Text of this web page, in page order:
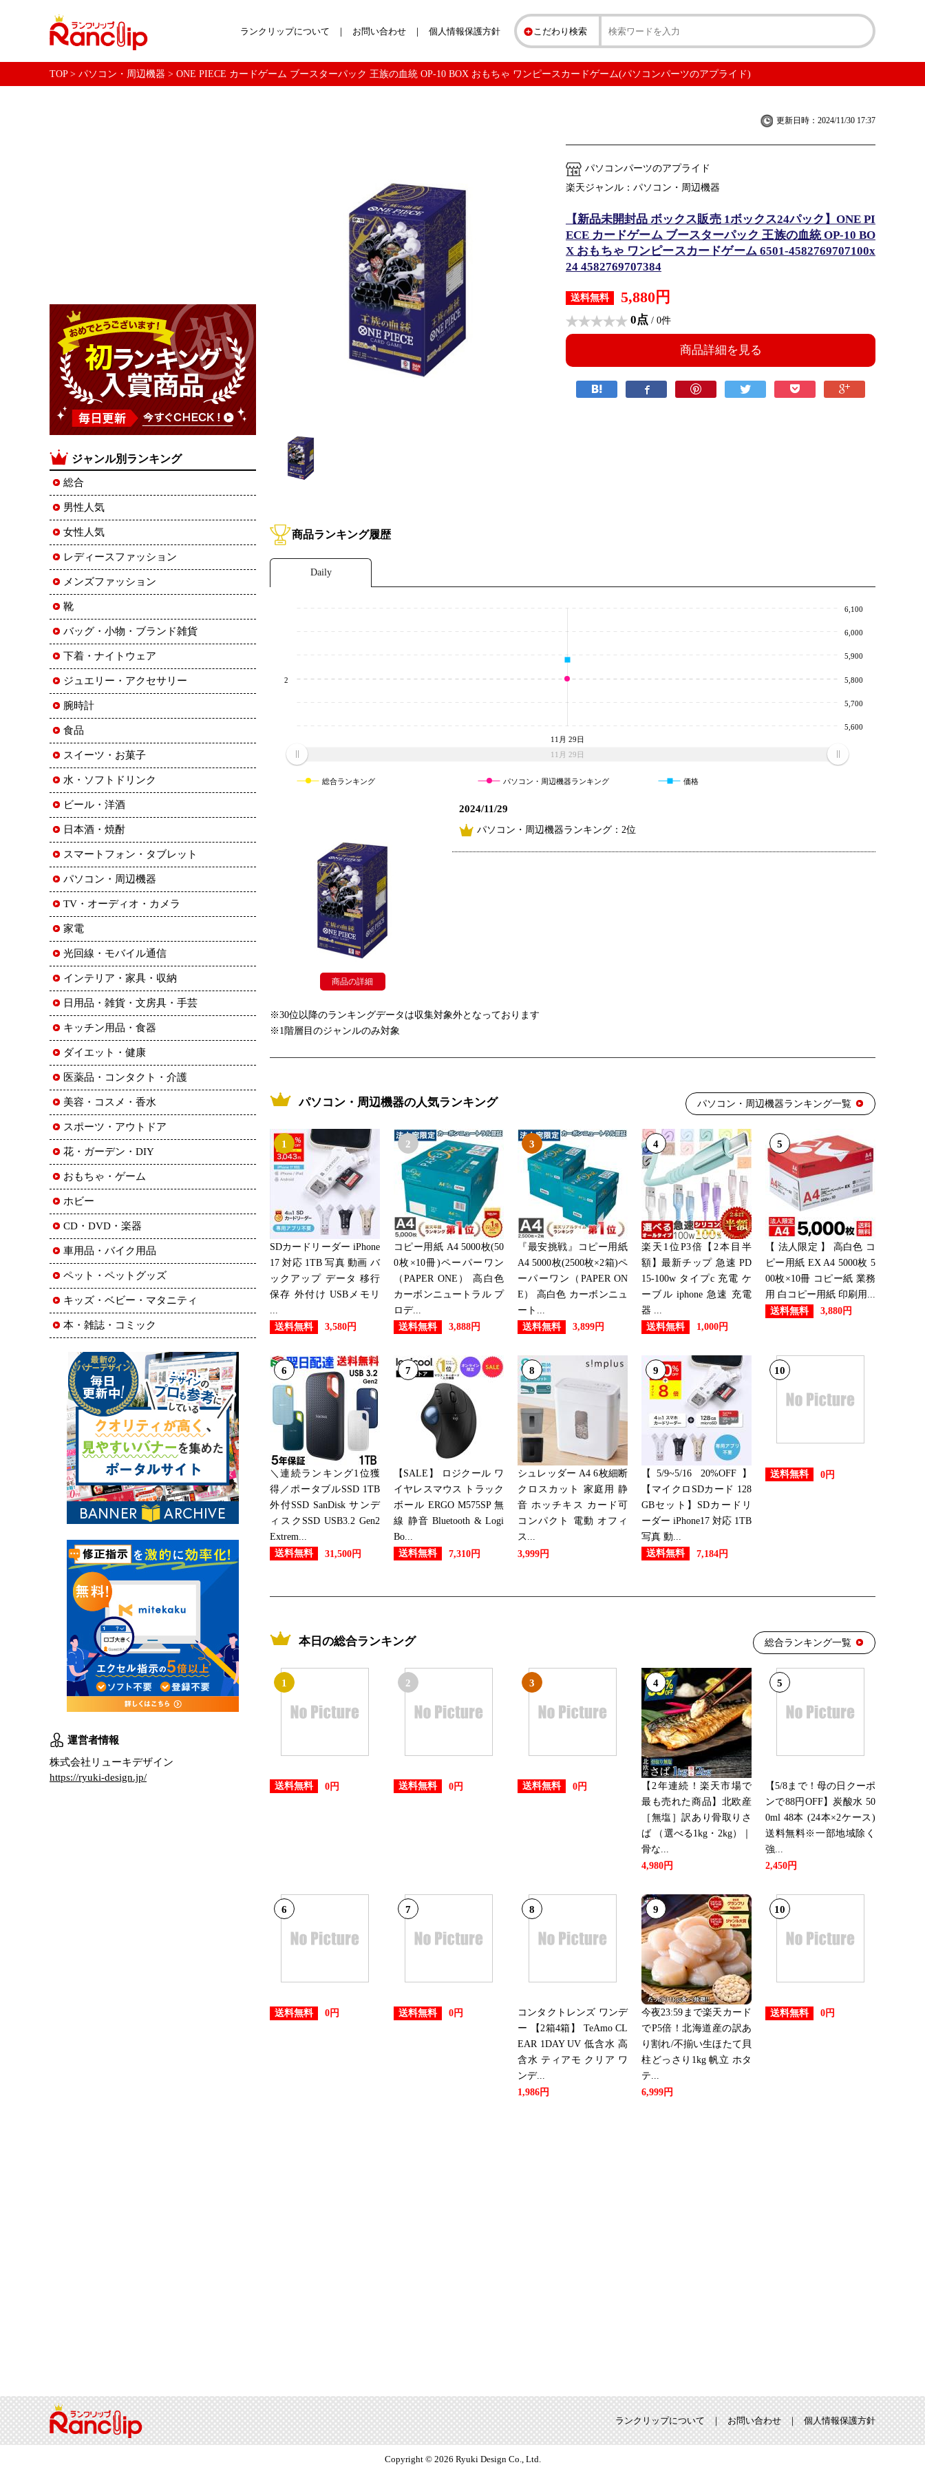
こだわり検索
ランクリップについて お問い合わせ 個人情報保護方針
TOP> パソコン・周辺機器 > ONE PIECE カードゲーム ブースターパック 王族の血統 OP-10 BOX おもちゃ ワンピースカードゲーム(パソコンパーツのアプライド)
更新日時：2024/11/30 17:37
パソコンパーツのアプライド
楽天ジャンル：パソコン・周辺機器
【新品未開封品 ボックス販売 1ボックス24パック】ONE PI
ECE カードゲーム ブースターパック 王族の血統 OP-10 BO
X おもちゃ ワンピースカードゲーム 6501-4582769707100x
24 4582769707384
送料無料 5,880円
0点 / 0件
商品詳細を見る
商品ランキング履歴
Daily
11月 29日
11月 29日
2
5,600
5,700
5,800
5,900
6,000
6,100
総合ランキング パソコン・周辺機器ランキング 価格
2024/11/29
パソコン・周辺機器ランキング：2位
商品の詳細
※30位以降のランキングデータは収集対象外となっております
※1階層目のジャンルのみ対象
パソコン・周辺機器の人気ランキング パソコン・周辺機器ランキング一覧
1
SDカードリーダー iPhone
17 対応 1TB 写真 動画 バ
ックアップ データ 移行
保存 外付け USBメモリ
...
送料無料
3,580円
2
コピー用紙 A4 5000枚(50
0枚×10冊)ペーパーワン
（PAPER ONE） 高白色
カーボンニュートラル プ
ロデ...
送料無料
3,888円
3
『最安挑戦』コピー用紙
A4 5000枚(2500枚×2箱)ペ
ーパーワン（PAPER ON
E） 高白色 カーボンニュ
ート...
送料無料
3,899円
4
楽天1位P3倍【2本目半
額】最新チップ 急速 PD
15-100w タイプc 充電 ケ
ーブル iphone 急速 充電
器 ...
送料無料
1,000円
5
【 法人限定 】 高白色 コ
ピー用紙 EX A4 5000枚 5
00枚×10冊 コピー紙 業務
用 白コピー用紙 印刷用...
送料無料
3,880円
6
＼連続ランキング1位獲
得／ポータブルSSD 1TB
外付SSD SanDisk サンデ
ィスクSSD USB3.2 Gen2
Extrem...
送料無料
31,500円
7
【SALE】 ロジクール ワ
イヤレスマウス トラック
ボール ERGO M575SP 無
線 静音 Bluetooth & Logi
Bo...
送料無料
7,310円
8
シュレッダー A4 6枚細断
クロスカット 家庭用 静
音 ホッチキス カード可
コンパクト 電動 オフィ
ス...
3,999円
9
【5/9~5/16 20%OFF】
【マイクロSDカード 128
GBセット】SDカードリ
ーダー iPhone17 対応 1TB
写真 動...
送料無料
7,184円
10
送料無料 0円
本日の総合ランキング 総合ランキング一覧
1
送料無料 0円
2
送料無料 0円
3
送料無料 0円
4
【2年連続！楽天市場で
最も売れた商品】北欧産
［無塩］訳あり骨取りさ
ば （選べる1kg・2kg）｜
骨な...
4,980円
5
【5/8まで！母の日クーポ
ンで88円OFF】炭酸水 50
0ml 48本 (24本×2ケース)
送料無料※一部地域除く
強...
2,450円
6
送料無料 0円
7
送料無料 0円
8
コンタクトレンズ ワンデ
ー 【2箱4箱】 TeAmo CL
EAR 1DAY UV 低含水 高
含水 ティアモ クリア ワ
ンデ...
1,986円
9
今夜23:59まで楽天カード
でP5倍！北海道産の訳あ
り割れ/不揃い生ほたて貝
柱どっさり1kg 帆立 ホタ
テ...
6,999円
10
送料無料 0円
ジャンル別ランキング
総合
男性人気
女性人気
レディースファッション
メンズファッション
靴
バッグ・小物・ブランド雑貨
下着・ナイトウェア
ジュエリー・アクセサリー
腕時計
食品
スイーツ・お菓子
水・ソフトドリンク
ビール・洋酒
日本酒・焼酎
スマートフォン・タブレット
パソコン・周辺機器
TV・オーディオ・カメラ
家電
光回線・モバイル通信
インテリア・家具・収納
日用品・雑貨・文房具・手芸
キッチン用品・食器
ダイエット・健康
医薬品・コンタクト・介護
美容・コスメ・香水
スポーツ・アウトドア
花・ガーデン・DIY
おもちゃ・ゲーム
ホビー
CD・DVD・楽器
車用品・バイク用品
ペット・ペットグッズ
キッズ・ベビー・マタニティ
本・雑誌・コミック
運営者情報
株式会社リューキデザイン
https://ryuki-design.jp/
ランクリップについて お問い合わせ 個人情報保護方針
Copyright © 2026 Ryuki Design Co., Ltd.